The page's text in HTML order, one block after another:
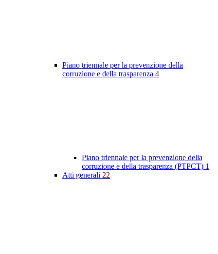
Piano triennale per la prevenzione della
corruzione e della trasparenza 4
Piano triennale per la prevenzione della
corruzione e della trasparenza (PTPCT) 1
Atti generali 22